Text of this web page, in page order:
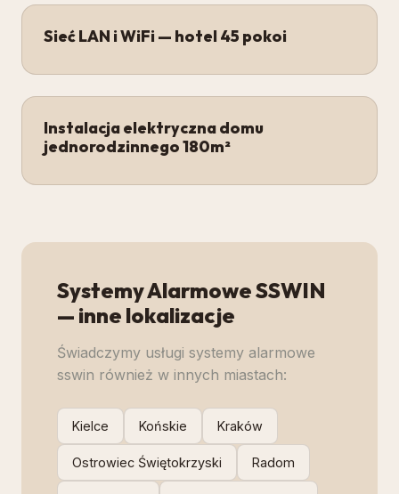
Sieć LAN i WiFi — hotel 45 pokoi
Instalacja elektryczna domu
jednorodzinnego 180m²
Systemy Alarmowe SSWIN
— inne lokalizacje
Świadczymy usługi systemy alarmowe
sswin również w innych miastach:
Kielce Końskie Kraków
Ostrowiec Świętokrzyski Radom